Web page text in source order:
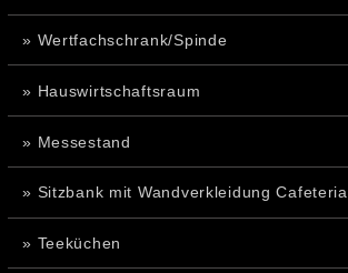
» Wertfachschrank/Spinde
» Hauswirtschaftsraum
» Messestand
» Sitzbank mit Wandverkleidung Cafeteria
» Teeküchen